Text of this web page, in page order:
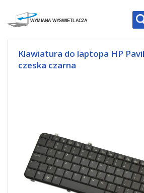
Klawiatura do laptopa HP
czeska czarna